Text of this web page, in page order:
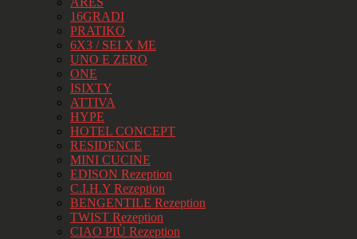
16GRADI
PRATIKO
6X3 / SEI X ME
UNO E ZERO
ONE
ISIXTY
ATTIVA
HYPE
HOTEL CONCEPT
RESIDENCE
MINI CUCINE
EDISON Rezeption
C.I.H.Y Rezeption
BENGENTILE Rezeption
TWIST Rezeption
CIAO PIÙ Rezeption